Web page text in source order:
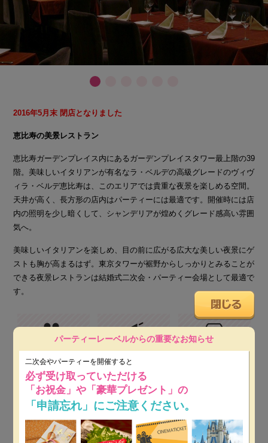
2016年5月末 閉店となりました
恵比寿の美景レストラン
恵比寿ガーデンプレイス内にあるガーデンプレイスタワー最上階の39
階。美味しいイタリアンが有名なラ・ベルデの高級グレードのヴィヴ
ィラ・ベルデ恵比寿は、このエリアでは貴重な夜景を楽しめる空間。
天井が高く、長方形の店内はパーティーには最適です。開催時には店
内の照明を少し暗くして、シャンデリアが煌めくグレード感高い雰囲
気へ。
美味しいイタリアンを楽しめ、目の前に広がる広大な美しい夜景にゲ
ストも胸が高まるはず。東京タワーが裾野からしっかりとみることが
できる夜景レストランは結婚式二次会・パーティー会場として最適で
す。
プロジェクター&スク
リーン
音響設備 近隣駐車場
天井高 携帯電話OK
パーティーレーベルからの重要なお知らせ
二次会やパーティーを開催すると
必ず受け取っていただける
「お祝金」や「豪華プレゼント」の
「申請忘れ」にご注意ください。